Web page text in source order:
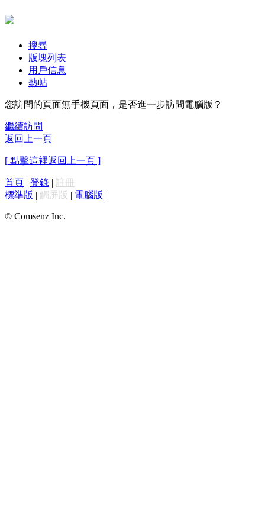
搜尋
版塊列表
用戶信息
熱帖
您訪問的頁面無手機頁面，是否進一步訪問電腦版？
繼續訪問
返回上一頁
[ 點擊這裡返回上一頁 ]
首頁 | 登錄 | 註冊
標準版 | 觸屏版 | 電腦版 |
© Comsenz Inc.